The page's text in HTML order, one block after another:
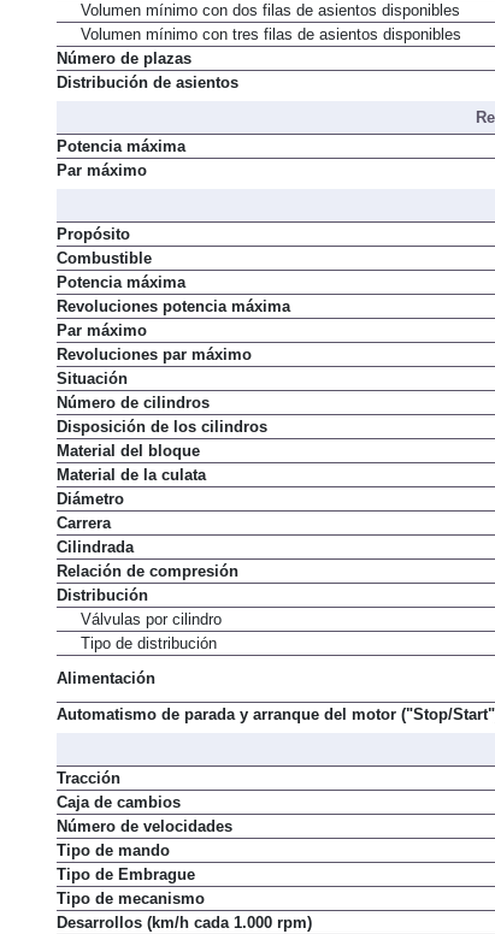
Volumen mínimo con dos filas de asientos disponibles
Volumen mínimo con tres filas de asientos disponibles
Número de plazas
Distribución de asientos
Potencia máxima
Par máximo
Propósito
Combustible
Potencia máxima
Revoluciones potencia máxima
Par máximo
Revoluciones par máximo
Situación
Número de cilindros
Disposición de los cilindros
Material del bloque
Material de la culata
Diámetro
Carrera
Cilindrada
Relación de compresión
Distribución
Válvulas por cilindro
Tipo de distribución
Alimentación
Automatismo de parada y arranque del motor ("Stop/
Tracción
Caja de cambios
Número de velocidades
Tipo de mando
Tipo de Embrague
Tipo de mecanismo
Desarrollos (km/h cada 1.000 rpm)